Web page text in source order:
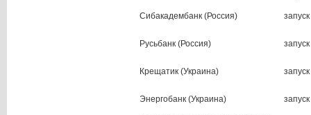
Сибакадембанк (Россия)
Русьбанк (Россия)
Крещатик (Украина)
Энергобанк (Украина)